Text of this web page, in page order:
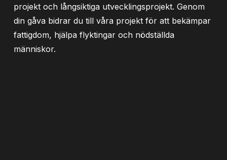
projekt och långsiktiga utvecklingsprojekt. Genom
din gåva bidrar du till våra projekt för att bekämpar
fattigdom, hjälpa flyktingar och nödställda
människor.